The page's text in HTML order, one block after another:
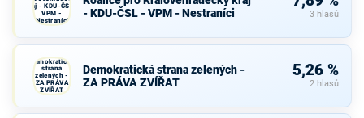
kraj - KDU-ČSL -
VPM -
Nestraníci
- KDU-ČSL - VPM - Nestraníci
3 hlasů
Demokratická
strana
zelených -
ZA PRÁVA
ZVÍŘAT
Demokratická strana zelených -
ZA PRÁVA ZVÍŘAT
5,26 %
2 hlasů